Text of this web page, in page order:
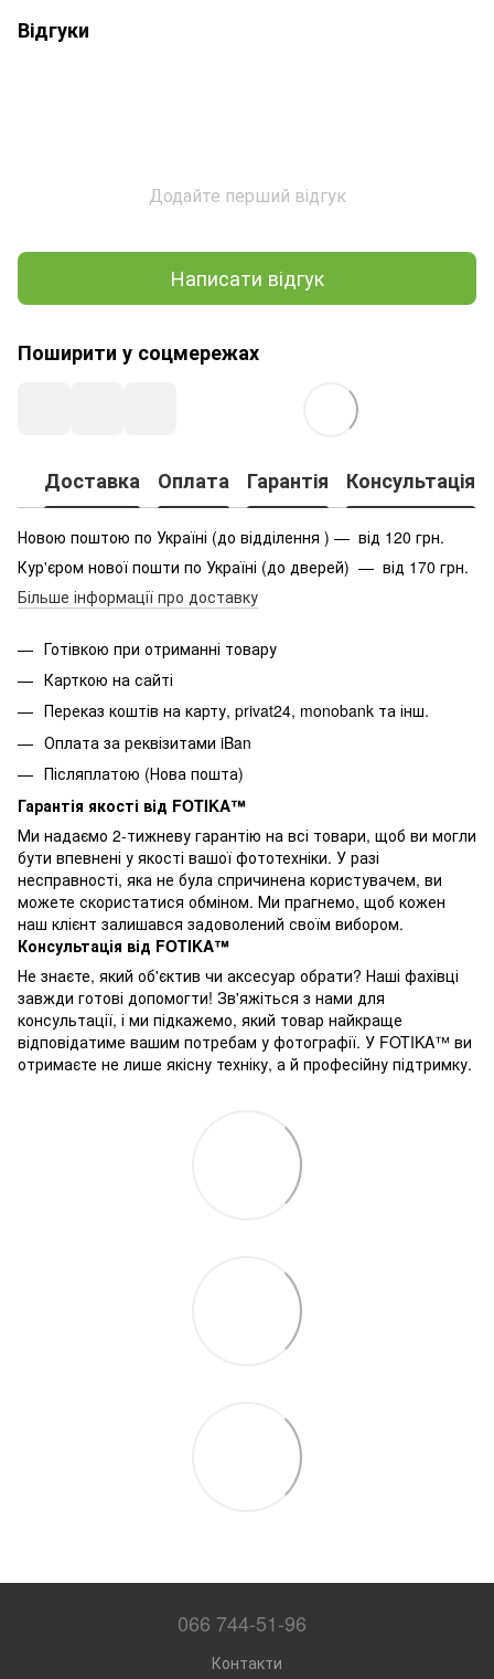
Відгуки
Додайте перший відгук
Написати відгук
Поширити у соцмережах
Доставка Оплата Гарантія Консультація
Новою поштою по Україні (до відділення ) — від 120 грн.
Кур'єром нової пошти по Україні (до дверей) — від 170 грн.
Більше інформації про доставку
Готівкою при отриманні товару
Карткою на сайті
Переказ коштів на карту, privat24, monobank та інш.
Оплата за реквізитами iBan
Післяплатою (Нова пошта)
Гарантія якості від FOTIKA™
Ми надаємо 2-тижневу гарантію на всі товари, щоб ви могли
бути впевнені у якості вашої фототехніки. У разі
несправності, яка не була спричинена користувачем, ви
можете скористатися обміном. Ми прагнемо, щоб кожен
наш клієнт залишався задоволений своїм вибором.
Консультація від FOTIKA™
Не знаєте, який об'єктив чи аксесуар обрати? Наші фахівці
завжди готові допомогти! Зв'яжіться з нами для
консультації, і ми підкажемо, який товар найкраще
відповідатиме вашим потребам у фотографії. У FOTIKA™ ви
отримаєте не лише якісну техніку, а й професійну підтримку.
066 744-51-96
Контакти